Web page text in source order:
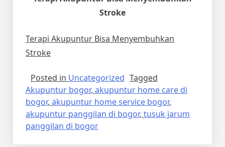
Stroke
Terapi Akupuntur Bisa Menyembuhkan
Stroke
Posted in Uncategorized Tagged
Akupuntur bogor, akupuntur home care di
bogor, akupuntur home service bogor,
akupuntur panggilan di bogor, tusuk jarum
panggilan di bogor